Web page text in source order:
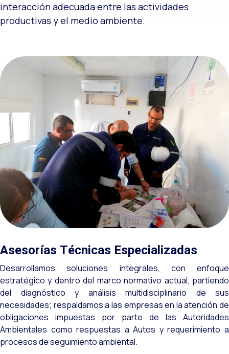
interacción adecuada entre las actividades
productivas y el medio ambiente.
Asesorías Técnicas Especializadas
Desarrollamos soluciones integrales, con enfoque
estratégico y dentro del marco normativo actual, partiendo
del diagnóstico y análisis multidisciplinario de sus
necesidades; respaldamos a las empresas en la atención de
obligaciones impuestas por parte de las Autoridades
Ambientales como respuestas a Autos y requerimiento a
procesos de seguimiento ambiental.